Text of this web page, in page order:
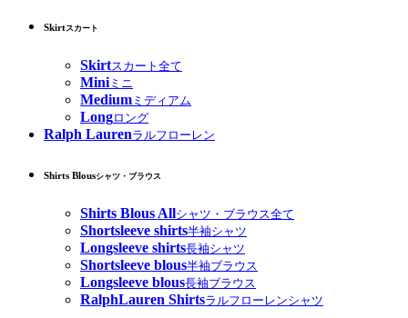
Skirtスカート
Skirtスカート全て
Miniミニ
Medium ミディアム
Longロング
Ralph Laurenラルフローレン
Shirts Blousシャツ・ブラウス
Shirts Blous Allシャツ・ブラウス全て
Shortsleeve shirts半袖シャツ
Longsleeve shirts長袖シャツ
Shortsleeve blous半袖ブラウス
Longsleeve blous長袖ブラウス
RalphLauren Shirtsラルフローレンシャツ